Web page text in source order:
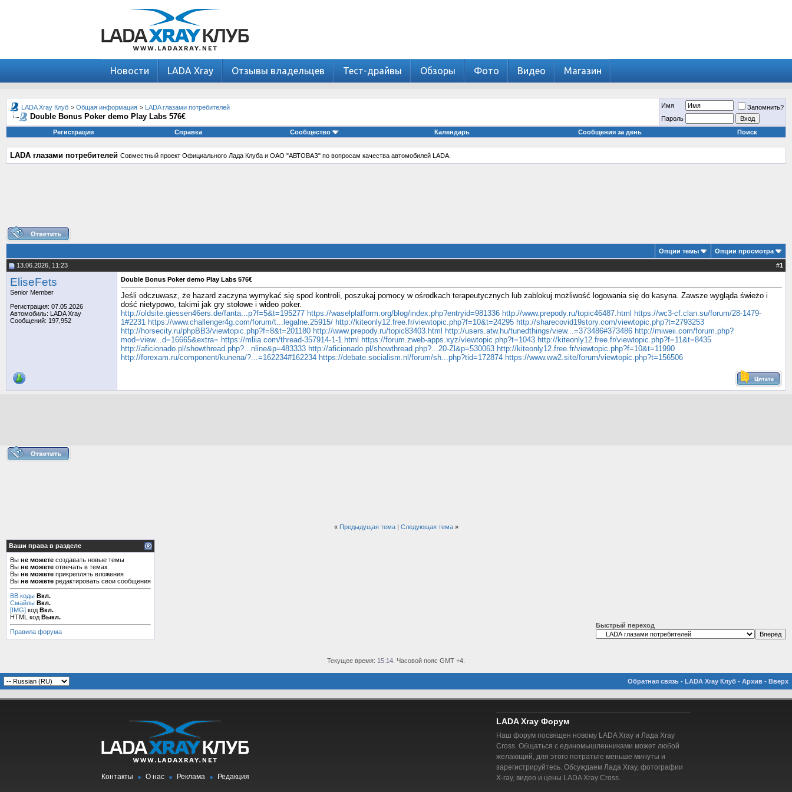
Новости LADA Xray Отзывы владельцев Тест-драйвы Обзоры Фото Видео Магазин
LADA Xray Клуб > Общая информация > LADA глазами потребителей
Double Bonus Poker demo Play Labs 576€
Имя
Запомнить?
Пароль
Регистрация
Справка Сообщество Календарь Сообщения за день Поиск
LADA глазами потребителей Совместный проект Официального Лада Клуба и ОАО "АВТОВАЗ" по вопросам качества автомобилей LADA.
Опции темы
Опции просмотра
13.06.2026, 11:23
#1
EliseFets
Senior Member
Регистрация: 07.05.2026
Автомобиль: LADA Xray
Сообщений: 197,952
Double Bonus Poker demo Play Labs 576€
Jeśli odczuwasz, że hazard zaczyna wymykać się spod kontroli, poszukaj pomocy w ośrodkach terapeutycznych lub zablokuj możliwość logowania się do kasyna. Zawsze wygląda świeżo i
dość nietypowo, takimi jak gry stołowe i wideo poker.
http://oldsite.giessen46ers.de/fanta...p?f=5&t=195277 https://waselplatform.org/blog/index.php?entryid=981336 http://www.prepody.ru/topic46487.html
https://wc3-cf.clan.su/forum/28-1479-
1#2231 https://www.challenger4g.com/forum/t...legalne.25915/ http://kiteonly12.free.fr/viewtopic.php?f=10&t=24295 http://sharecovid19story.com/viewtopic.php?t=2793253
http://horsecity.ru/phpBB3/viewtopic.php?f=8&t=201180 http://www.prepody.ru/topic83403.html http://users.atw.hu/tunedthings/view...=373486#373486 http://miweii.com/forum.php?
mod=view...d=16665&extra= https://mliia.com/thread-357914-1-1.html https://forum.zweb-apps.xyz/viewtopic.php?t=1043 http://kiteonly12.free.fr/viewtopic.php?f=11&t=8435
http://aficionado.pl/showthread.php?...nline&p=483333 http://aficionado.pl/showthread.php?...20-Zl&p=530063 http://kiteonly12.free.fr/viewtopic.php?f=10&t=11990
http://forexam.ru/component/kunena/?...=162234#162234 https://debate.socialism.nl/forum/sh...php?tid=172874 https://www.ww2.site/forum/viewtopic.php?t=156506
« Предыдущая тема| Следующая тема »
Ваши права в разделе
Вы не можете создавать новые темы
Вы не можете отвечать в темах
Вы не можете прикреплять вложения
Вы не можете редактировать свои сообщения
BB коды Вкл.
Смайлы Вкл.
[IMG] код Вкл.
HTML код Выкл.
Правила форума
Быстрый переход
Текущее время: 15:14 . Часовой пояс GMT +4.
Обратная связь - LADA Xray Клуб - Архив - Вверх
Контакты О нас Реклама Редакция
LADA Xray Форум
Наш форум посвящен новому LADA Xray и Лада Xray
Cross. Общаться с единомышленниками может любой
желающий, для этого потратьте меньше минуты и
зарегистрируйтесь. Обсуждаем Лада Xray, фотографии
X-ray, видео и цены LADA Xray Cross.